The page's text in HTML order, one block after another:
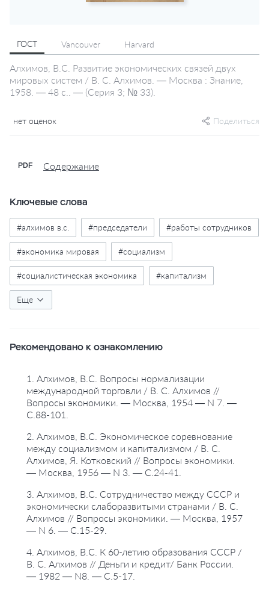
ГОСТ Vancouver Harvard
Алхимов, В.С. Развитие экономических связей двух
мировых систем / В. С. Алхимов. — Москва : Знание,
1958. — 48 с.. — (Серия 3; № 33).
нет оценок Поделиться
PDF Содержание
Ключевые слова
#алхимов в.с. #председатели #работы сотрудников
#экономика мировая #социализм
#социалистическая экономика #капитализм
#экономические связи
Еще
Рекомендовано к ознакомлению
1. Алхимов, В.С. Вопросы нормализации
международной торговли / В. С. Алхимов //
Вопросы экономики. — Москва, 1954 — N 7. —
С.88-101.
2. Алхимов, В.С. Экономическое соревнование
между социализмом и капитализмом / В. С.
Алхимов, Я. Котковский // Вопросы экономики.
— Москва, 1956 — N 3. — С.24-41.
3. Алхимов, В.С. Сотрудничество между СССР и
экономически слаборазвитыми странами / В. С.
Алхимов // Вопросы экономики. — Москва, 1957
— N 6. — С.15-29.
4. Алхимов, В.С. К 60-летию образования СССР /
В. С. Алхимов // Деньги и кредит/ Банк России.
— 1982 — N8. — С.5-17.